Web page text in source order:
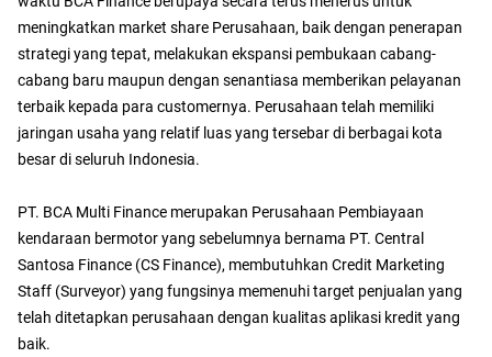
meningkatkan market share Perusahaan, baik dengan penerapan
strategi yang tepat, melakukan ekspansi pembukaan cabang-
cabang baru maupun dengan senantiasa memberikan pelayanan
terbaik kepada para customernya. Perusahaan telah memiliki
jaringan usaha yang relatif luas yang tersebar di berbagai kota
besar di seluruh Indonesia.
PT. BCA Multi Finance merupakan Perusahaan Pembiayaan
kendaraan bermotor yang sebelumnya bernama PT. Central
Santosa Finance (CS Finance), membutuhkan Credit Marketing
Staff (Surveyor) yang fungsinya memenuhi target penjualan yang
telah ditetapkan perusahaan dengan kualitas aplikasi kredit yang
baik.